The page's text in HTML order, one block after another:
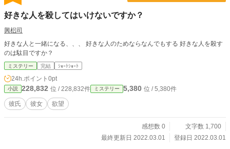
好きな人を殺してはいけないですか？
興梠司
好きな人と一緒になる、、、 好きな人のためならなんでもする 好きな人を殺す
のは駄目ですか？
ミステリー 完結 ｼｮｰﾄｼｮｰﾄ
24h.ポイント 0pt
小説 228,832 位 / 228,832件 ミステリー 5,380 位 / 5,380件
彼氏 彼女 欲望
感想数 0
文字数 1,700
最終更新日 2022.03.01
登録日 2022.03.01